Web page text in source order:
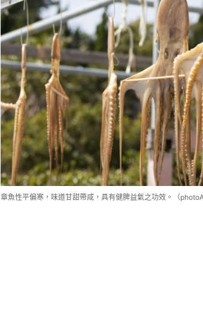
章魚性平偏寒，味道甘甜帶咸，具有健脾益氣之功效。（